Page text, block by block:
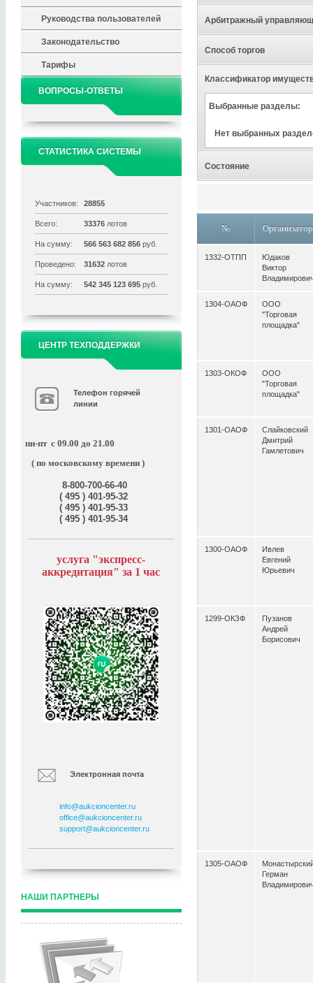
Руководства пользователей
Законодательство
Тарифы
ВОПРОСЫ-ОТВЕТЫ
СТАТИСТИКА СИСТЕМЫ
Участников: 28855
Всего: 33376 лотов
На сумму: 566 563 682 856 руб.
Проведено: 31632 лотов
На сумму: 542 345 123 695 руб.
ЦЕНТР ТЕХПОДДЕРЖКИ
Телефон горячей
линии
пн-пт с 09.00 до 21.00
( по московскому времени )
8-800-700-66-40
( 495 ) 401-95-32
( 495 ) 401-95-33
( 495 ) 401-95-34
услуга "экспресс-
аккредитация" за 1 час
Электронная почта
info@aukcioncenter.ru
office@aukcioncenter.ru
support@aukcioncenter.ru
НАШИ ПАРТНЕРЫ
Арбитражный
Способ торгов
Классификатор
Выбранные разделы:
Нет выбранных
Состояние
№ Организатор
1332-ОТПП
Юдаков
Виктор
1304-ОАОФ
ООО
"Торговая
площадка"
1303-ОКОФ
ООО
"Торговая
площадка"
1301-ОАОФ
Слайковский
Дмитрий
Гамлетович
1300-ОАОФ
Ивлев
Евгений
Юрьевич
1299-ОКЗФ
Пузанов
Андрей
Борисович
1305-ОАОФ
Герман